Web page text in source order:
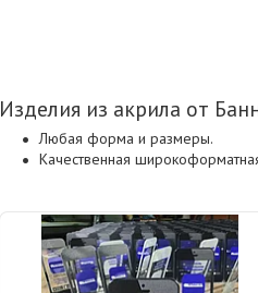
Изделия из акрила от
Любая форма и размеры.
Качественная